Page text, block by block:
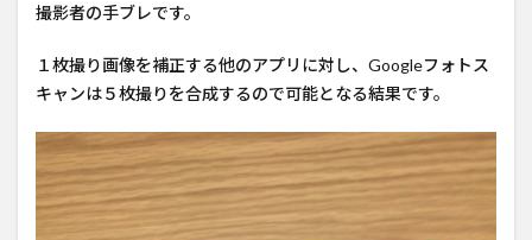
撮影者の手ブレです。
１枚撮り画像を補正する他のアプリに対し、Googleフォトス
キャンは５枚撮りを合成するので可能となる結果です。